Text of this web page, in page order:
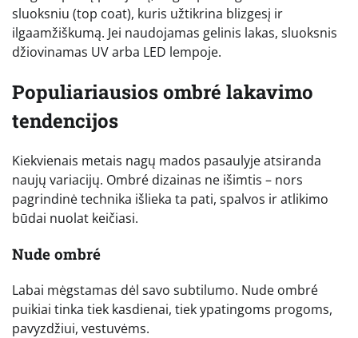
sluoksniu (top coat), kuris užtikrina blizgesį ir
ilgaamžiškumą. Jei naudojamas gelinis lakas, sluoksnis
džiovinamas UV arba LED lempoje.
Populiariausios ombré lakavimo
tendencijos
Kiekvienais metais nagų mados pasaulyje atsiranda
naujų variacijų. Ombré dizainas ne išimtis – nors
pagrindinė technika išlieka ta pati, spalvos ir atlikimo
būdai nuolat keičiasi.
Nude ombré
Labai mėgstamas dėl savo subtilumo. Nude ombré
puikiai tinka tiek kasdienai, tiek ypatingoms progoms,
pavyzdžiui, vestuvėms.